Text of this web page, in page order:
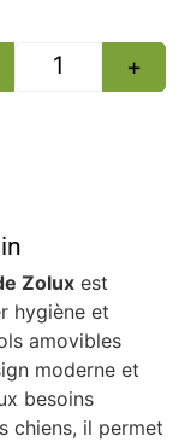
+
Zolux est
hygiène et
amovibles
moderne et
besoins
chiens, il permet